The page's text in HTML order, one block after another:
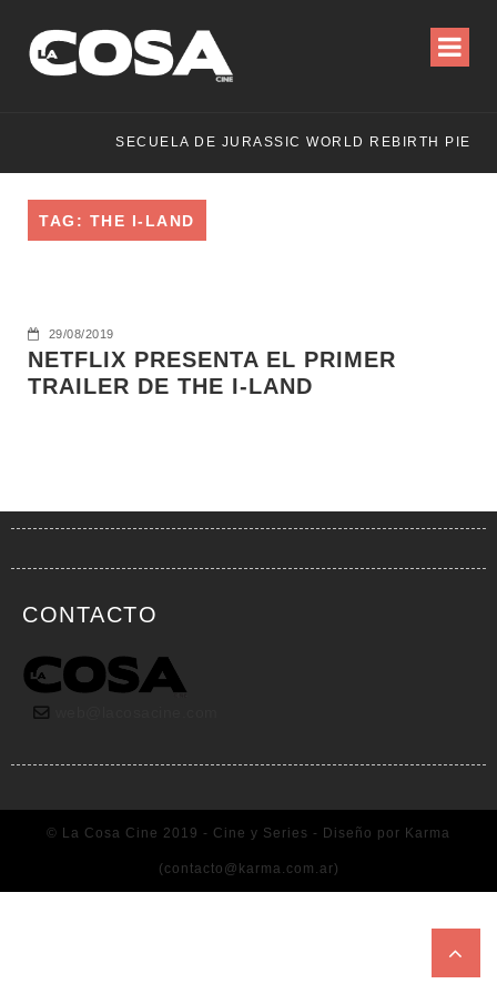
TAG: THE I-LAND
29/08/2019
NETFLIX PRESENTA EL PRIMER
TRAILER DE THE I-LAND
CONTACTO
© La Cosa Cine 2019 - Cine y Series - Diseño por Karma
(contacto@karma.com.ar)